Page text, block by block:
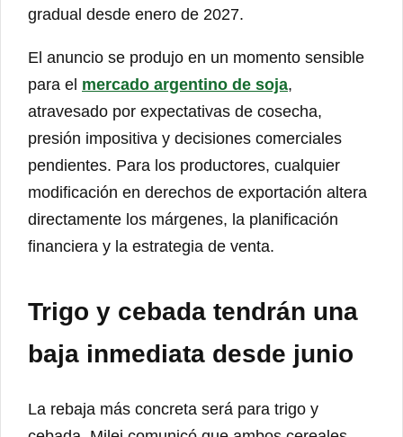
gradual desde enero de 2027.
El anuncio se produjo en un momento sensible
para el mercado argentino de soja,
atravesado por expectativas de cosecha,
presión impositiva y decisiones comerciales
pendientes. Para los productores, cualquier
modificación en derechos de exportación altera
directamente los márgenes, la planificación
financiera y la estrategia de venta.
Trigo y cebada tendrán una
baja inmediata desde junio
La rebaja más concreta será para trigo y